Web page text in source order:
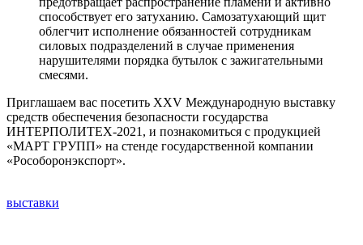
способствует его затуханию. Самозатухающий щит
облегчит исполнение обязанностей сотрудникам
силовых подразделений в случае применения
нарушителями порядка бутылок с зажигательными
смесями.
Приглашаем вас посетить XXV Международную выставку
средств обеспечения безопасности государства
ИНТЕРПОЛИТЕХ-2021, и познакомиться с продукцией
«МАРТ ГРУПП» на стенде государственной компании
«Рособоронэкспорт».
выставки